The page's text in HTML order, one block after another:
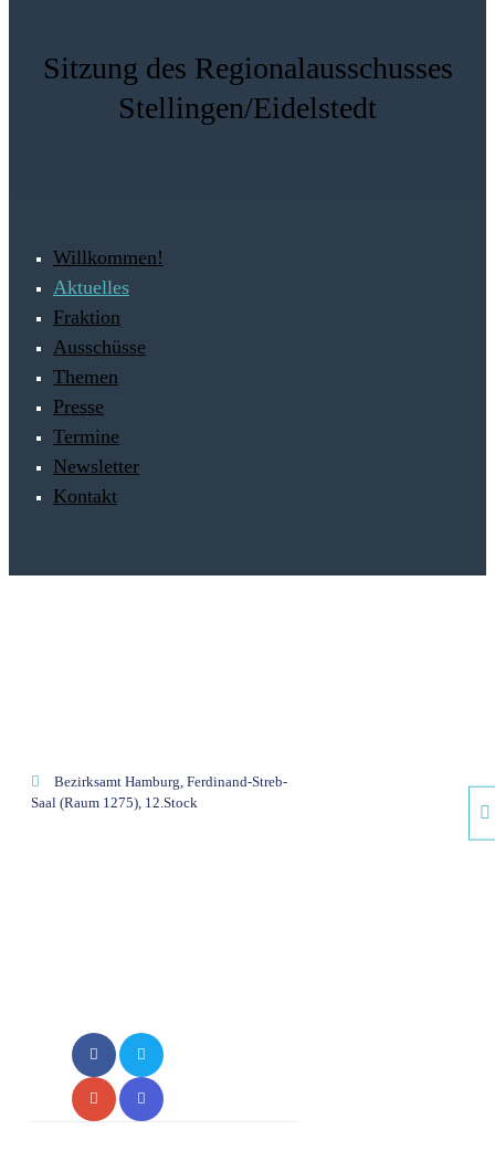
Sitzung des Regionalausschusses
Stellingen/Eidelstedt
Willkommen!
Aktuelles
Fraktion
Ausschüsse
Themen
Presse
Termine
Newsletter
Kontakt
Bezirksamt Hamburg, Ferdinand-Streb-
Saal (Raum 1275), 12.Stock